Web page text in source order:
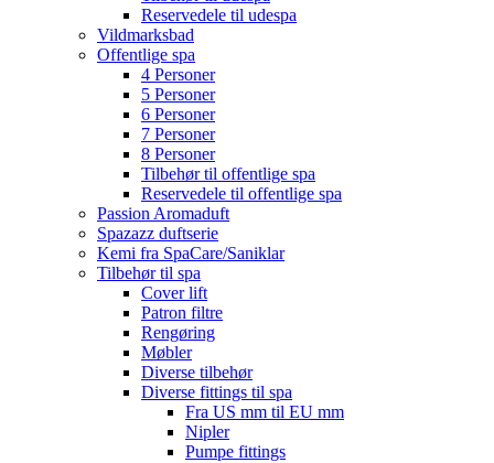
Reservedele til udespa
Vildmarksbad
Offentlige spa
4 Personer
5 Personer
6 Personer
7 Personer
8 Personer
Tilbehør til offentlige spa
Reservedele til offentlige spa
Passion Aromaduft
Spazazz duftserie
Kemi fra SpaCare/Saniklar
Tilbehør til spa
Cover lift
Patron filtre
Rengøring
Møbler
Diverse tilbehør
Diverse fittings til spa
Fra US mm til EU mm
Nipler
Pumpe fittings